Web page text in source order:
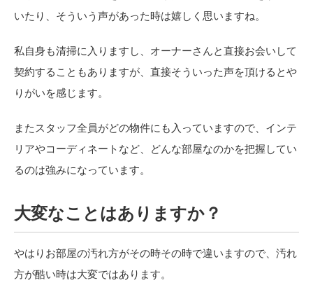
いたり、そういう声があった時は嬉しく思いますね。
私自身も清掃に入りますし、オーナーさんと直接お会いして
契約することもありますが、直接そういった声を頂けるとや
りがいを感じます。
またスタッフ全員がどの物件にも入っていますので、インテ
リアやコーディネートなど、どんな部屋なのかを把握してい
るのは強みになっています。
大変なことはありますか？
やはりお部屋の汚れ方がその時その時で違いますので、汚れ
方が酷い時は大変ではあります。